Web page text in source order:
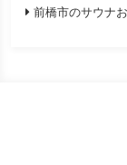
前橋市のサウナ